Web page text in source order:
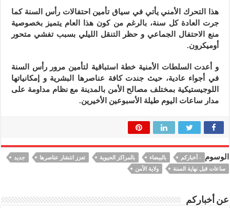
هذا التحرك الأمني يأتي في سياق تأمين احتفالات رأس السنة كما
جرت العادة كل سنة، بالرغم من كون هذا العام يتميز بخصوصية
منع الاحتفال الجماعي و حظر التنقل الليلي بسبب تفشي متحور
أوميكرون.
و أعدت السلطات الأمنية خطة استباقية لتأمين مرور رأس السنة
في أجواء عادية، حيث جندت كافة عناصرها البشرية و إمكانياتها
اللوجيستيكية بمختلف مصالح الأمن بالمدينة مع نظام مداومة على
مدار ساعات اليوم طيلة الأسبوعين الأخيرين.
الوسوم - أخباركم بالبيضاء بالمراكز الحيوية تعزز انتشار عناصرها
جديد
ساعات قبل نهاية السنة
ولاية الأمن
عن أخباركم